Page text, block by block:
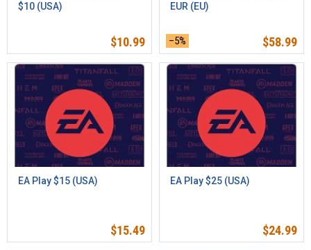
$10 (USA)
$10.99
EUR (EU)
–5% $58.99
EA Play $15 (USA)
$15.49
EA Play $25 (USA)
$24.99